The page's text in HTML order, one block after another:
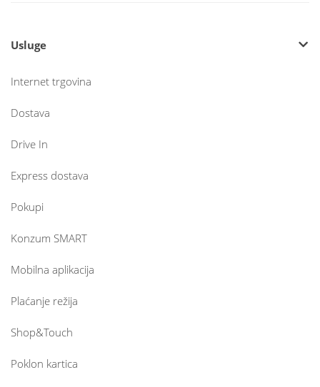
Usluge
Internet trgovina
Dostava
Drive In
Express dostava
Pokupi
Konzum SMART
Mobilna aplikacija
Plaćanje režija
Shop&Touch
Poklon kartica